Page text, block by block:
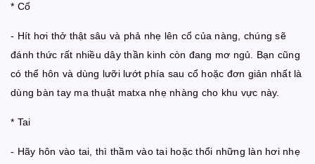
* Cổ
- Hít hơi thở thật sâu và phả nhẹ lên cổ của nàng, chúng sẽ
đánh thức rất nhiều dây thần kinh còn đang mơ ngủ. Bạn cũng
có thể hôn và dùng lưỡi lướt phía sau cổ hoặc đơn giản nhất là
dùng bàn tay ma thuật matxa nhẹ nhàng cho khu vực này.
* Tai
- Hãy hôn vào tai, thì thầm vào tai hoặc thổi những làn hơi nhẹ